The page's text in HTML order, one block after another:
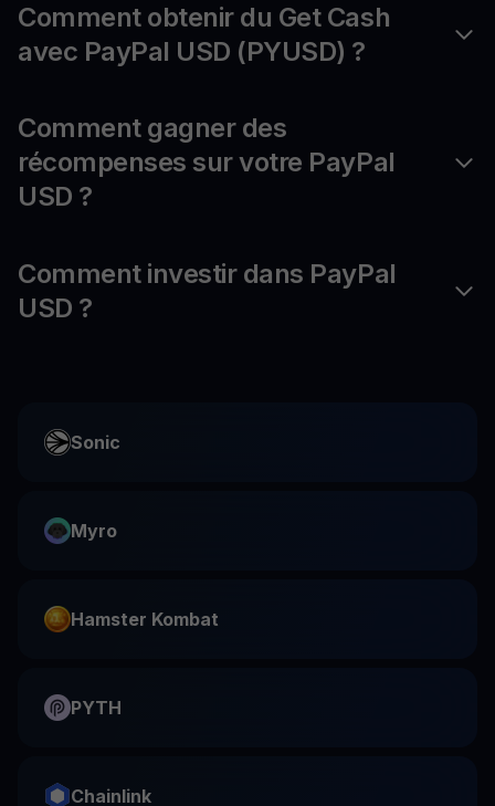
Comment obtenir du Get Cash
avec PayPal USD (PYUSD) ?
Comment gagner des
récompenses sur votre PayPal
USD ?
Comment investir dans PayPal
USD ?
Sonic
Myro
Hamster Kombat
PYTH
Chainlink